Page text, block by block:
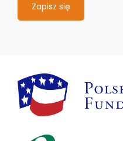
Zapisz się